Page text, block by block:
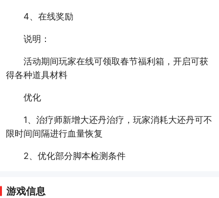
4、在线奖励
说明：
活动期间玩家在线可领取春节福利箱，开启可获
得各种道具材料
优化
1、治疗师新增大还丹治疗，玩家消耗大还丹可不
限时间间隔进行血量恢复
2、优化部分脚本检测条件
游戏信息